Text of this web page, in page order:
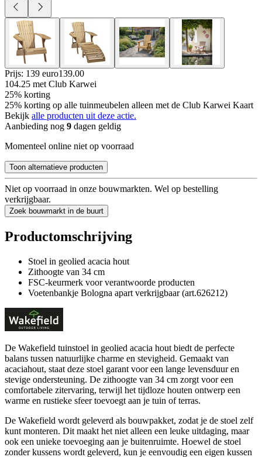
Prijs: 139 euro139.00
104.25 met Club Karwei
25% korting
25% korting op alle tuinmeubelen alleen met de Club Karwei Kaart
Bekijk alle producten uit deze actie.
Aanbieding nog 9 dagen geldig
Momenteel online niet op voorraad
Toon alternatieve producten
Niet op voorraad in onze bouwmarkten. Wel op bestelling
verkrijgbaar.
Zoek bouwmarkt in de buurt
Productomschrijving
Stoel in geolied acacia hout
Zithoogte van 34 cm
FSC-keurmerk voor verantwoorde producten
Voetenbankje Bologna apart verkrijgbaar (art.626212)
De Wakefield tuinstoel in geolied acacia hout biedt de perfecte
balans tussen natuurlijke charme en stevigheid. Gemaakt van
acaciahout, staat deze stoel garant voor een lange levensduur en
stevige ondersteuning. De zithoogte van 34 cm zorgt voor een
comfortabele zitervaring, terwijl het tijdloze houten ontwerp een
warme en rustieke sfeer toevoegt aan je tuin of terras.
De Wakefield wordt geleverd als bouwpakket, zodat je de stoel zelf
kunt monteren. Dit maakt het niet alleen een leuke uitdaging, maar
ook een unieke toevoeging aan je buitenruimte. Hoewel de stoel
zonder kussens wordt geleverd, kun je eenvoudig een eigen kussen